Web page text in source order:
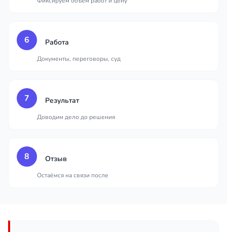
6 Работа
Документы, переговоры, суд
7 Результат
Доводим дело до решения
8 Отзыв
Остаёмся на связи после